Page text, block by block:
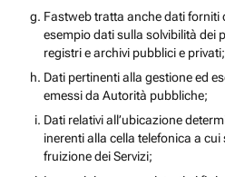
Fastweb tratta anche dati forniti
esempio dati sulla solvibilità dei
registri e archivi pubblici e privati;
Dati pertinenti alla gestione ed
emessi da Autorità pubbliche;
Dati relativi all’ubicazione
inerenti alla cella telefonica a
fruizione dei Servizi;